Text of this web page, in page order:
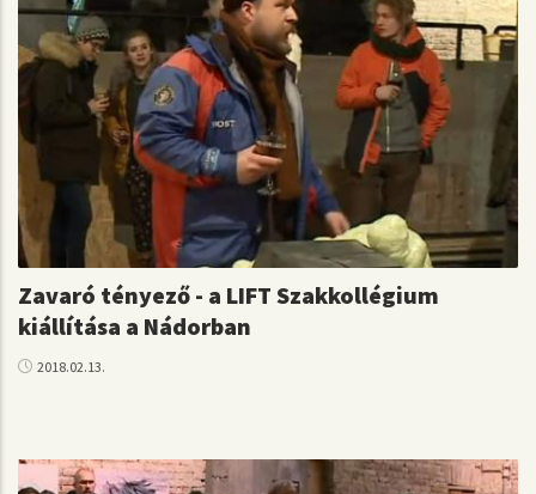
Zavaró tényező - a LIFT Szakkollégium
kiállítása a Nádorban
2018.02.13.